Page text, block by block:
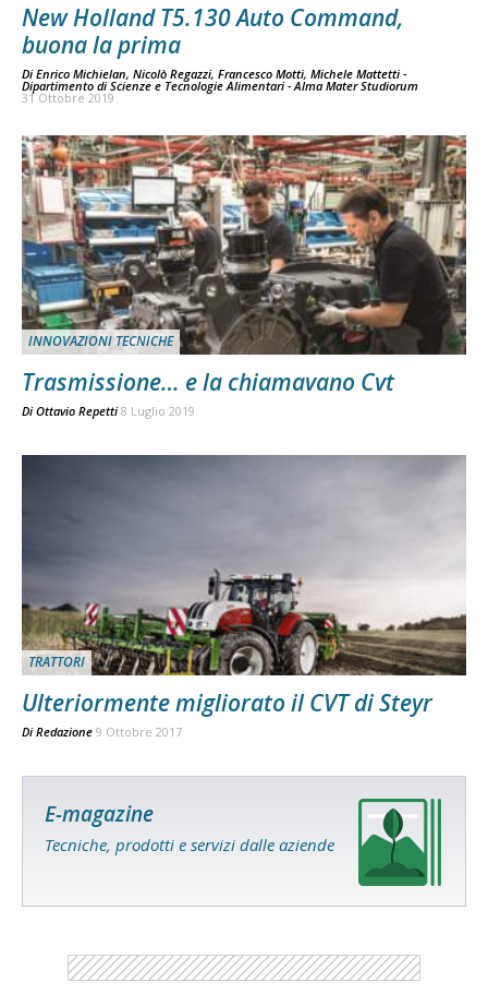
New Holland T5.130 Auto Command,
buona la prima
Di Enrico Michielan, Nicolò Regazzi, Francesco Motti, Michele Mattetti -
Dipartimento di Scienze e Tecnologie Alimentari - Alma Mater Studiorum
31 Ottobre 2019
INNOVAZIONI TECNICHE
Trasmissione… e la chiamavano Cvt
Di Ottavio Repetti 8 Luglio 2019
TRATTORI
Ulteriormente migliorato il CVT di Steyr
Di Redazione 9 Ottobre 2017
E-magazine
Tecniche, prodotti e servizi dalle aziende